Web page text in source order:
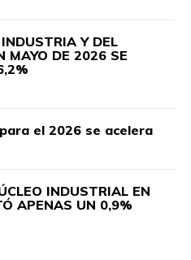
Y DEL
MAYO DE 2026 SE
el 2026 se acelera
INDUSTRIAL EN
APENAS UN 0,9%